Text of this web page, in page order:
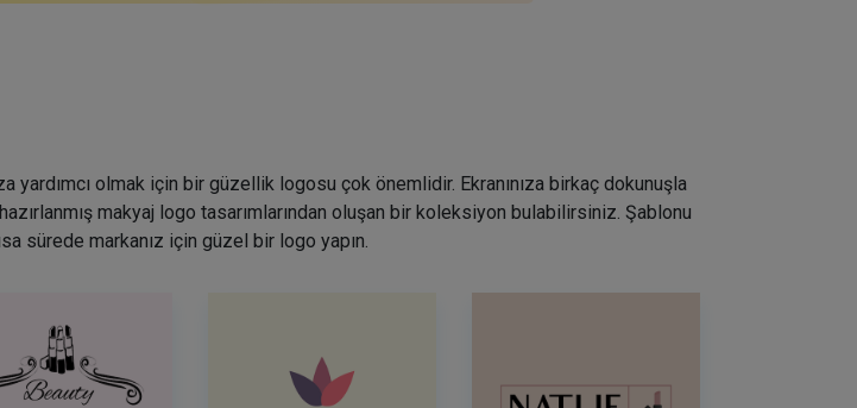
yardımcı olmak için bir güzellik logosu çok önemlidir. Ekranınıza birkaç dokunuşla
makyaj logo tasarımlarından oluşan bir koleksiyon bulabilirsiniz. Şablonu
sürede markanız için güzel bir logo yapın.